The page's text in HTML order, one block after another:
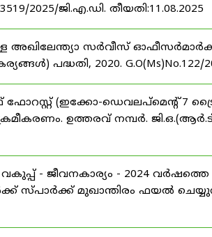
2025/ജി.എ.ഡി. തീയതി:11.08.2025
അഖിലേന്ത്യാ സർവീസ്
പദ്ധതി, 2020. G.O(Ms)No.122/
ഫോറസ്റ്റ് (ഇക്കോ-ഡെവലപ്മെന്റ് 7
ഉത്തരവ് നമ്പർ. ജി.ഒ.(ആർ.ടി)
- ജീവനകാര്യം - 2024 വർഷത്തെ
സ്പാർക്ക് മുഖാന്തിരം ഫയൽ